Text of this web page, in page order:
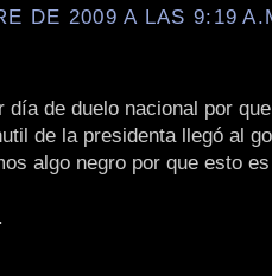
DE 2009 A LAS 9:19
día de duelo nacional por
de la presidenta llegó al
algo negro por que esto